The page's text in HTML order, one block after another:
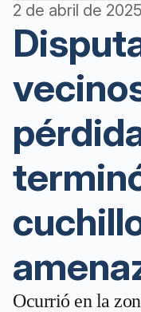
2 de abril de
Ocurrió en la